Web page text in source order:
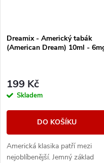
Dreamix - Americký tabák
(American Dream) 10ml -
199 Kč
Skladem
DO KOŠÍKU
Americká klasika patří mezi
nejoblíbenější. Jemný základ